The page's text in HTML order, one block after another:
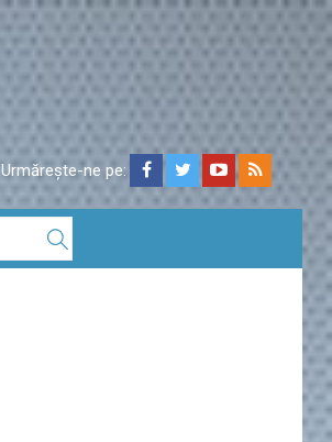
Urmărește-ne pe: